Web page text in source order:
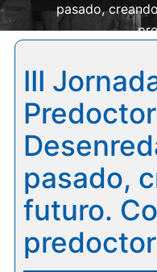
pasado,
III
pasado,
futuro.